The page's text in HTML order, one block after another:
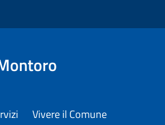
Vivere il Comune